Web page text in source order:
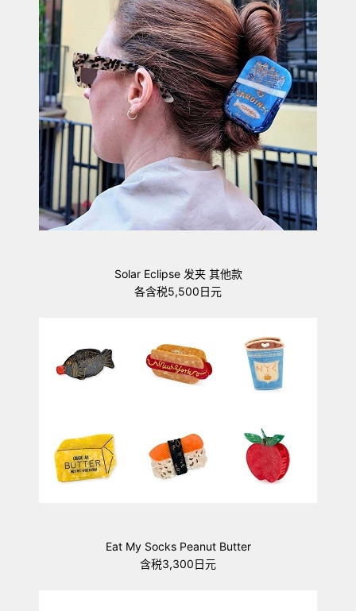
Solar Eclipse 发夹 其他款
各含税5,500日元
Eat My Socks Peanut Butter
含税3,300日元